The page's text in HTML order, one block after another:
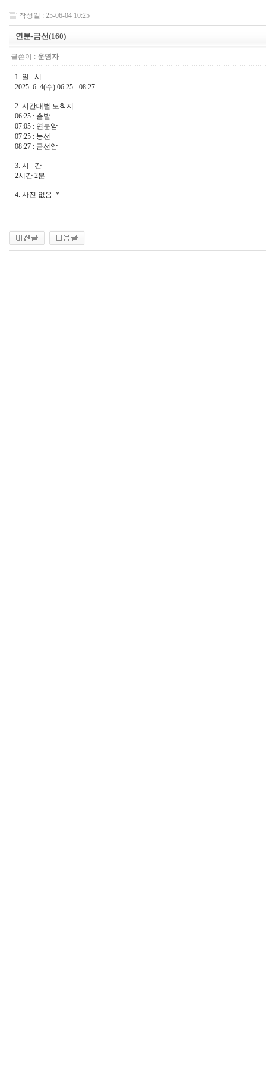
작성일 : 25-06-04 10:25
연분-금선(160)
글쓴이 : 운영자
1. 일 시
2025. 6. 4(수) 06:25 - 08:27
2. 시간대별 도착지
06:25 : 출발
07:05 : 연분암
07:25 : 능선
08:27 : 금선암
3. 시 간
2시간 2분
4. 사진 없음 *